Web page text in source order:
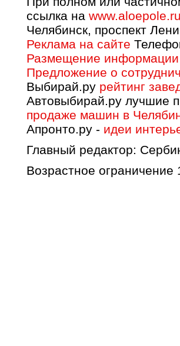
ссылка на www.aloepole.ru
Челябинск, проспект
Реклама на сайте
Размещение информации
Предложение о
Выбирай.ру рейтинг
Автовыбирай.ру лучшие
продаже машин в
Апронто.ру - идеи
Главный редактор:
Возрастное ограничение